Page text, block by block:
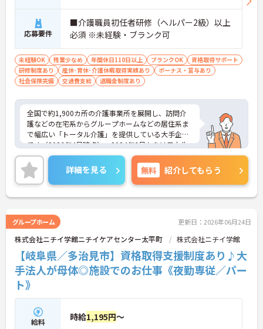
や半日単位で取得できる有給休暇など、無理なく働
ける体制が整っています。特に子育て支援が手厚
く、10～18歳のお子様を対象とした『子ども手当』
や、企業主導型保育所の利用手当（月1万円）など
も充実！ご家族の急な体調不良時には家族愛休暇も
利用でき、ライフステージが変わっても安心のサポ
ート体制です。
応募要件
■介護職員初任者研修（ヘルパー2級）以上
必須 ※未経験・ブランク可
未経験OK 残業少なめ 年間休日110日以上 ブランクOK
資格取得サポート
研修制度あり
産休･育休･介護休暇取得実績あり
ボーナス・賞与あり
社会保険完備
交通費支給 退職金制度あり
全国で約1,900カ所の介護事業所を展開し、訪問介
護などの在宅系からグループホームなどの居住系ま
で幅広い「トータル介護」を提供している大手企業
です（2026年4月時点）。2024年6月からは日本生
命グループの一員となり、さらに安定した経営基盤
のもとでお客様に安心をお届けしています。職員一
人ひとりの「働きやすさ」と「キャリア」を大切に
する社風が特徴です。福利厚生が非常に充実してお
り、10歳～18歳のお子様を持つ方への「子ども手
「保育利用手当」など、仕事と子育ての両立を強力
にバックアップしています。 また、資格取得を目指
せる支援制度（会社負担やキャッシュバック）が整
っており、スキルアップやキャリアアップ（サービ
ス提供責任者、管理者など）に向けた段階的な研修
も豊富です。日々の頑張りは手当や賃金制度でしっ
かりと評価されるため、高いモチベーションを保ち
ながら長く安心して働ける環境です。
＜家庭的で温かい！少人数のグループホーム＞家庭
的な雰囲気の中で、お一人おひとりに寄り添ったケ
詳細を見る 無料 紹介してもらう
グループホーム 更新日：2026年06月24日
株式会社ニチイ学館ニチイケアセンター太平町 株式会社ニチイ学館
【岐阜県／多治見市】資格取得支援制度あり♪大
手法人が母体◎施設でのお仕事《夜勤専従／パー
ト》
給料 時給1,195円～